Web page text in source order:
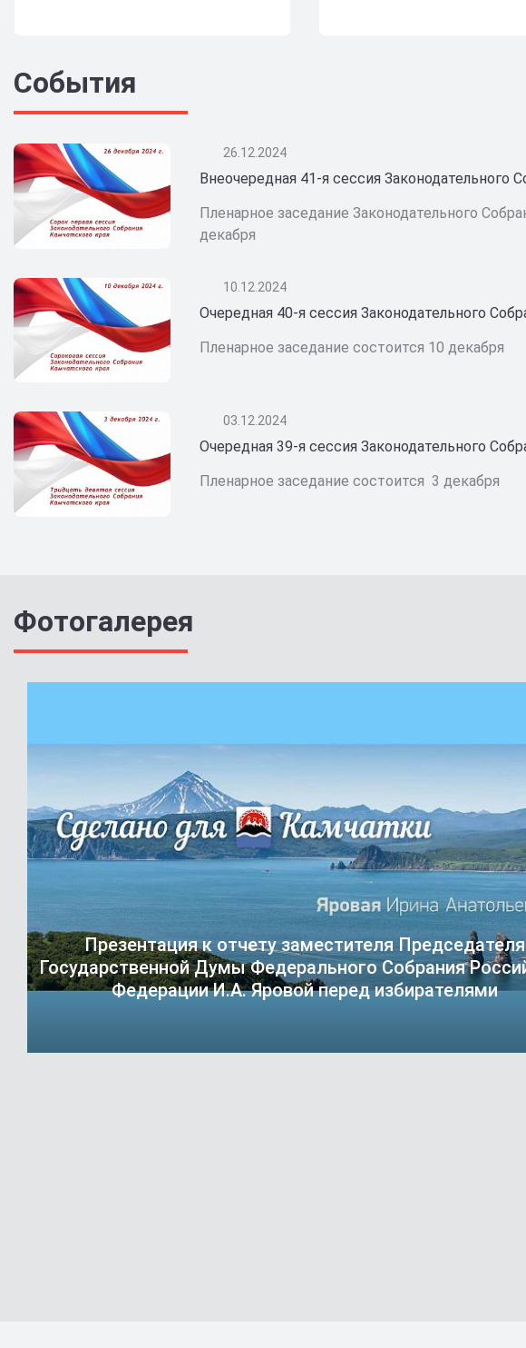
События
26.12.2024
Внеочередная 41-я сессия Законодательного
Пленарное заседание Законодательного
декабря
10.12.2024
Очередная 40-я сессия Законодательного
Пленарное заседание состоится 10 декабря
03.12.2024
Очередная 39-я сессия Законодательного
Пленарное заседание состоится 3 декабря
Фотогалерея
Презентация к отчету заместителя Председателя
Государственной Думы Федерального Собрания
Федерации И.А. Яровой перед избирателями